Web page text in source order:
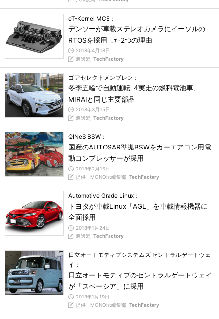
eT-Kernel MCE：
デンソーが車載ステレオカメラにイーソルの
RTOSを採用した2つの理由
2018年4月18日
渡邊宏, TechFactory
ゴアセレクトメンブレン：
冬季五輪で自動運転L4実走の燃料電池車、
MIRAIと同じ主要部品
2018年3月15日
渡邊宏, TechFactory
QINeS BSW：
国産のAUTOSAR準拠BSWをカーエアコン用電
動コンプレッサーが採用
2018年2月15日
提供：MONOist編集部, TechFactory
Automotive Grade Linux：
トヨタが車載Linux「AGL」を車載情報機器に
全面採用
2018年1月24日
渡邊宏, TechFactory
日立オートモティブシステムズ セントラルゲートウェ
イ：
日立オートモティブのセントラルゲートウェイ
が「スペーシア」に採用
2018年1月19日
提供：MONOist編集部, TechFactory